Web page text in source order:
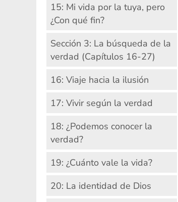
15: Mi vida por la tuya, pero
¿Con qué fin?
Sección 3: La búsqueda de la
verdad (Capítulos 16-27)
16: Viaje hacia la ilusión
17: Vivir según la verdad
18: ¿Podemos conocer la
verdad?
19: ¿Cuánto vale la vida?
20: La identidad de Dios